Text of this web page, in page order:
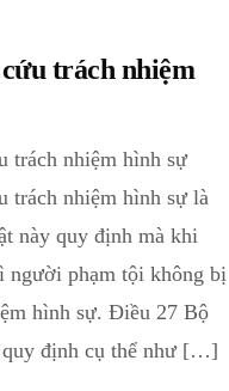
trách nhiệm
trách nhiệm hình sự
trách nhiệm hình sự là
này quy định mà khi
người phạm tội không bị
hình sự. Điều 27 Bộ
quy định cụ thể như […]